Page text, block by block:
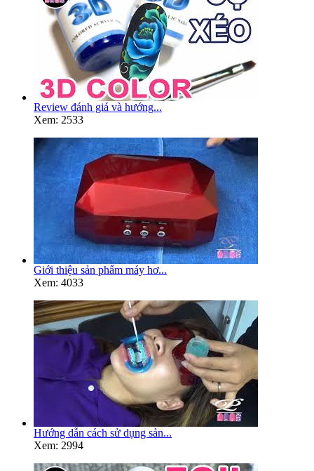
Review đánh giá và hướng...
Xem: 2533
Giới thiệu sản phẩm máy hơ...
Xem: 4033
Hướng dẫn cách sử dụng sản...
Xem: 2994